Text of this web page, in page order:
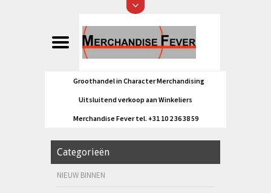
Groothandel in Character Merchandising
Uitsluitend verkoop aan Winkeliers
Merchandise Fever tel. +31 10 2 36 38 59
Categorieën
NIEUW BINNEN